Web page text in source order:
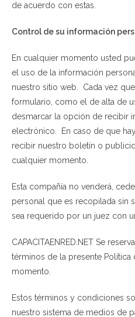
de acuerdo con estas.
Control de su información
En cualquier momento usted
el uso de la información
nuestro sitio web. Cada vez
formulario, como el de alta de
desmarcar la opción de recibir
electrónico. En caso de que
recibir nuestro boletín o
cualquier momento.
Esta compañía no venderá,
personal que es recopilada sin
sea requerido por un juez con
CAPACITAENRED.NET Se
términos de la presente Política
momento.
Estos términos y condiciones
nuestro sistema de medios de